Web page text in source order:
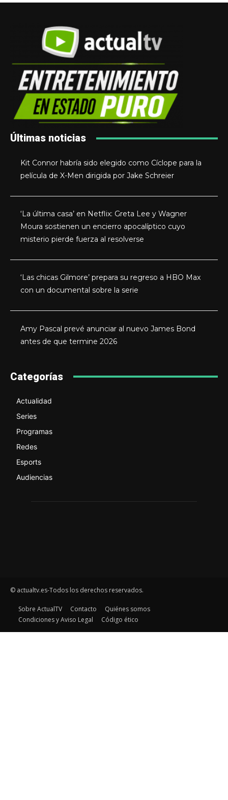
Últimas noticias
Kit Connor habría sido elegido como Cíclope para la
película de X-Men dirigida por Jake Schreier
‘La última casa’ en Netflix: Greta Lee y Wagner
Moura sostienen un encierro apocalíptico cuyo
misterio pierde fuerza al resolverse
‘Las chicas Gilmore’ prepara su regreso a HBO Max
con un documental sobre la serie
Amy Pascal prevé anunciar al nuevo James Bond
antes de que termine 2026
Categorías
Actualidad
Series
Programas
Redes
Esports
Audiencias
© actualtv.es-Todos los derechos reservados.
Sobre ActualTV Contacto
Quiénes somos
Condiciones y Aviso Legal
Código ético